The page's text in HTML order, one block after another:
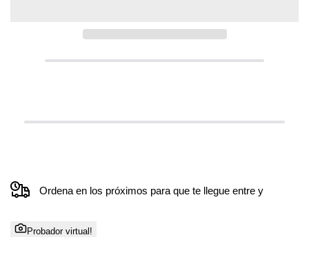
Ordena en los próximos para que te llegue entre y
Probador virtual!